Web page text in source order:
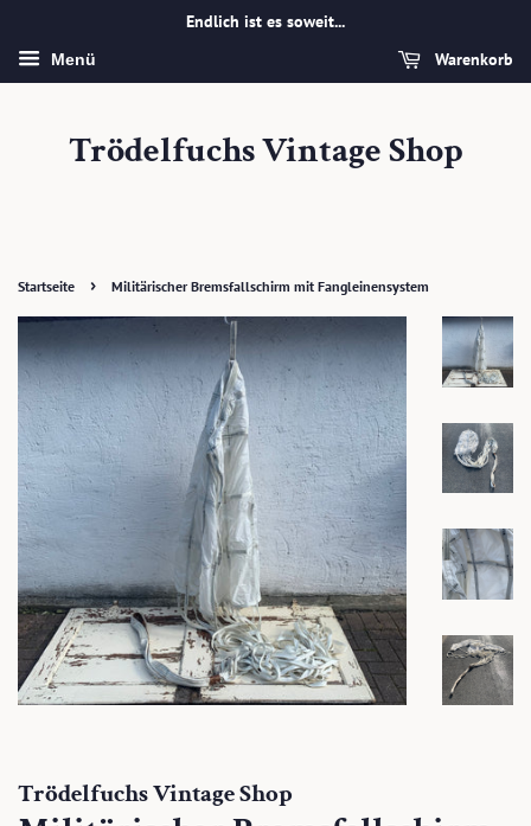
Endlich ist es soweit...
Menü Warenkorb
Trödelfuchs Vintage Shop
Startseite › Militärischer Bremsfallschirm mit Fangleinensystem
Trödelfuchs Vintage Shop